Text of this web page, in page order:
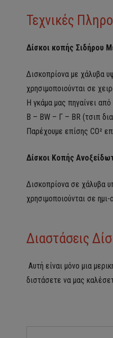
Τεχνικές
Δίσκοι κοπής Σιδήρου
Δισκοπρίονα με χάλυβα
χρησιμοποιούνται σε
Η γκάμα μας πηγαίνει
Β – BW – Γ – BR (τσιπ
Παρέχουμε επίσης CO²
Δίσκοι Κοπής
Δισκοπρίονα σε χάλυβα
χρησιμοποιούνται σε
Διαστάσεις
Αυτή είναι μόνο μια
διστάσετε να μας